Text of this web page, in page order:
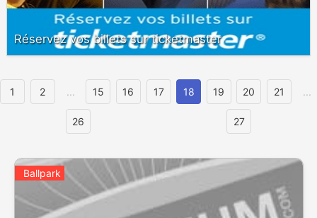
Réservez vos billets sur ticketmaster
1 2 ... 15 16 17 18 19 20 21 ...
26 27
Ballpark